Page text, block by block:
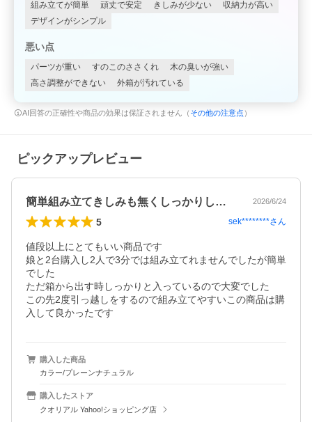
組み立てが簡単 頑丈で安定 きしみが少ない
収納力が高い
デザインがシンプル
悪い点
パーツが重い すのこのささくれ
木の臭いが強い
高さ調整ができない
外箱が汚れている
AI回答の正確性や商品の効果は保証されません（ その他の注意点 ）
ピックアップレビュー
簡単組み立てきしみも無くしっかりした作り 2026/6/24
5 sek********さん
値段以上にとてもいい商品です
娘と2台購入し2人で3分では組み立てれませんでしたが簡単
でした
ただ箱から出す時しっかりと入っているので大変でした
この先2度引っ越しをするので組み立てやすいこの商品は購
入して良かったです
購入した商品
カラー/プレーンナチュラル
購入したストア
クオリアル Yahoo!ショッピング店